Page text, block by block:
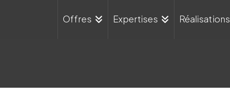
Offres Expertises Réalisations